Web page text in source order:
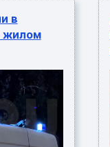
в
жилом